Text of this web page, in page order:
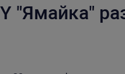
"Ямайка"